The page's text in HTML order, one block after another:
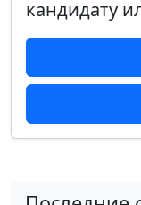
кандидату